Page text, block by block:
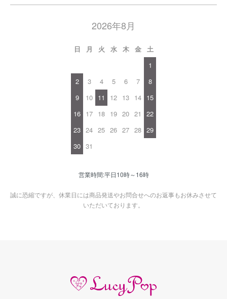
2026年8月
日 月 火 水 木 金
土
1
2
3 4 5 6 7
8
9
10 11 12 13 14 15
16 17 18 19 20 21
22
23 24 25 26 27 28 29
30 31
営業時間:平日10時～16時
誠に恐縮ですが、休業日には商品発送やお問合せへのお返事もお休みさせて
いただいております。